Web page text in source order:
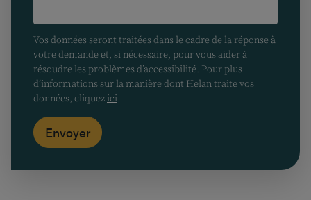
Vos données seront traitées dans le cadre de la réponse à
votre demande et, si nécessaire, pour vous aider à
résoudre les problèmes d’accessibilité. Pour plus
d’informations sur la manière dont Helan traite vos
données, cliquez ici.